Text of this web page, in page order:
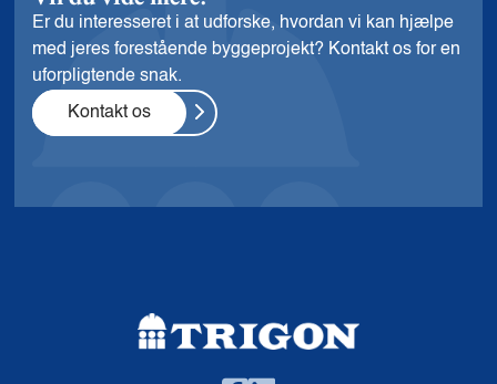
Er du interesseret i at udforske, hvordan vi kan hjælpe
med jeres forestående byggeprojekt? Kontakt os for en
uforpligtende snak.
Kontakt os